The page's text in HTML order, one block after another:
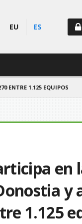
EU ES
ENTRE 1.125 EQUIPOS
en
y
1.125